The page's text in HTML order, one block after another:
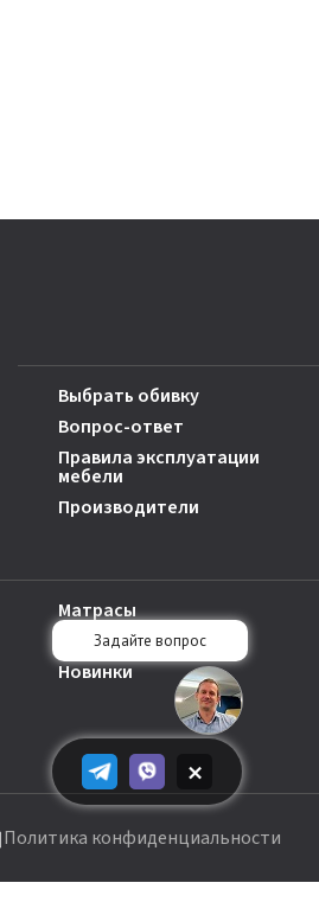
×
Выбрать обивку
Вопрос-ответ
Правила эксплуатации
мебели
Производители
Матрасы
Аксессуары
Новинки
Политика конфиденциальности